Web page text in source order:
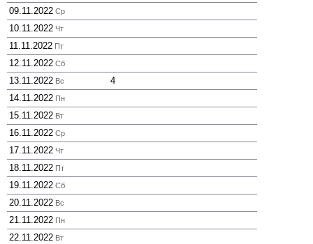
09.11.2022 Ср
10.11.2022 Чт
11.11.2022 Пт
12.11.2022 Сб
13.11.2022 Вс
4
14.11.2022 Пн
15.11.2022 Вт
16.11.2022 Ср
17.11.2022 Чт
18.11.2022 Пт
19.11.2022 Сб
20.11.2022 Вс
21.11.2022 Пн
22.11.2022 Вт